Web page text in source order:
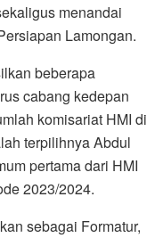
menandai
Lamongan.
beberapa
cabang kedepan
komisariat HMI di
terpilihnya Abdul
pertama dari HMI
2023/2024.
sebagai Formatur,